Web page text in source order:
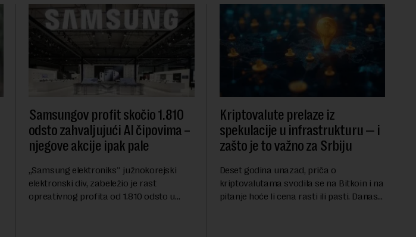
Samsungov profit skočio 1.810
odsto zahvaljujući AI čipovima –
njegove akcije ipak pale
,,Samsung elektroniks'' južnokorejski
elektronski div, zabeležio je rast
opreativnog profita od 1.810 odsto u
Kriptovalute prelaze iz
spekulacije u infrastrukturu — i
zašto je to važno za Srbiju
Deset godina unazad, priča o
kriptovalutama svodila se na Bitkoin i na
pitanje hoće li cena rasti ili pasti. Danas